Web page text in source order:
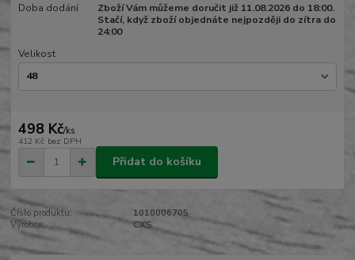
Doba dodání
Zboží Vám můžeme doručit již 11.08.2026 do 18:00.
Stačí, když zboží objednáte nejpozději do zítra do
24:00
Velikost
498 Kč/ks
412 Kč bez DPH
Přidat do košíku
Číslo produktu:
1010006705
Výrobce:
CXS